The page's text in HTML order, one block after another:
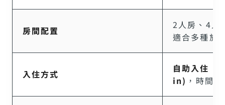
房間配置
2人房、4人
適合多種旅
入住方式
自助入住
in) ，時間